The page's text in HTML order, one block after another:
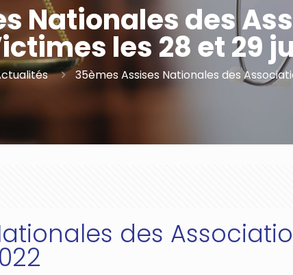
Nationales des
les 28 et 29
35èmes Assises Nationales des
des